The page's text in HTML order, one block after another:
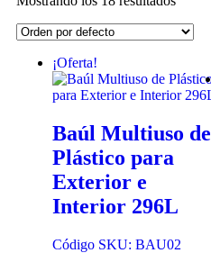
¡Oferta!
Baúl Multiuso de
Plástico para
Exterior e
Interior 296L
Código SKU: BAU02